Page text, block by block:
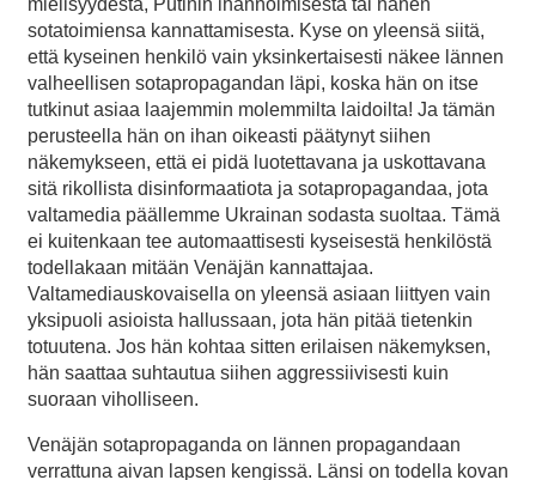
mielisyydestä, Putinin ihannoimisesta tai hänen
sotatoimiensa kannattamisesta. Kyse on yleensä siitä,
että kyseinen henkilö vain yksinkertaisesti näkee lännen
valheellisen sotapropagandan läpi, koska hän on itse
tutkinut asiaa laajemmin molemmilta laidoilta! Ja tämän
perusteella hän on ihan oikeasti päätynyt siihen
näkemykseen, että ei pidä luotettavana ja uskottavana
sitä rikollista disinformaatiota ja sotapropagandaa, jota
valtamedia päällemme Ukrainan sodasta suoltaa. Tämä
ei kuitenkaan tee automaattisesti kyseisestä henkilöstä
todellakaan mitään Venäjän kannattajaa.
Valtamediauskovaisella on yleensä asiaan liittyen vain
yksipuoli asioista hallussaan, jota hän pitää tietenkin
totuutena. Jos hän kohtaa sitten erilaisen näkemyksen,
hän saattaa suhtautua siihen aggressiivisesti kuin
suoraan viholliseen.
Venäjän sotapropaganda on lännen propagandaan
verrattuna aivan lapsen kengissä. Länsi on todella kovan